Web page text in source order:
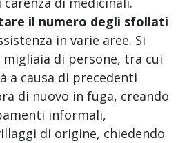
il numero degli sfollati
in varie aree. Si
di persone, tra cui
a causa di precedenti
di nuovo in fuga, creando
informali,
di origine, chiedendo